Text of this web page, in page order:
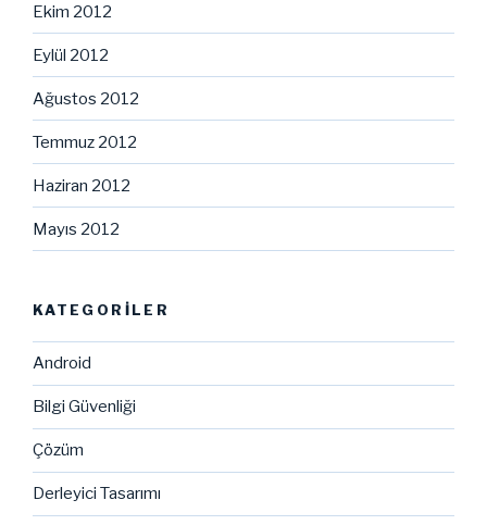
Ekim 2012
Eylül 2012
Ağustos 2012
Temmuz 2012
Haziran 2012
Mayıs 2012
KATEGORILER
Android
Bilgi Güvenliği
Çözüm
Derleyici Tasarımı